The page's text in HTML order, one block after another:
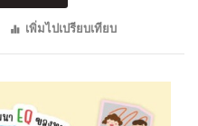
เพิ่มไปเปรียบเทียบ